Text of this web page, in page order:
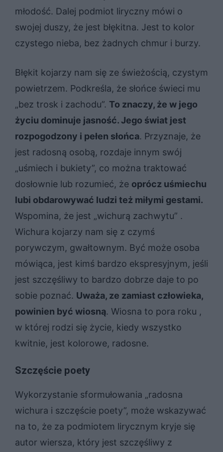
młodość. Dalej podmiot liryczny mówi o
swojej duszy, że jest błękitna. Jest to kolor
czystego nieba, bez żadnych chmur i burzy.
Błękit kojarzy nam się ze świeżością, czystym
powietrzem. Podkreśla, że słońce świeci mu
„bez trosk i zachodu”. To znaczy, że w jego
życiu dominuje jasność. Jego świat jest
rozpogodzony i pełen słońca. Przyznaje, że
jest radosną osobą, rozdaje innym swój
„uśmiech i bukiety”, co można traktować
dosłownie lub rozumieć, że oprócz uśmiechu
lubi obdarowywać ludzi też miłymi gestami.
Wspomina, że jest „wichurą zachwytu” .
Wichura kojarzy nam się z czymś
porywczym, gwałtownym. Być może osoba
mówiąca, jest kimś bardzo ekspresyjnym, jeśli
jest szczęśliwy to bardzo dobrze daje to po
sobie poznać. Uważa, ze zamiast człowieka,
powinien być wiosną. Wiosna to pora roku ,
w której rodzi się życie, kiedy wszystko
kwitnie, jest kolorowe, radosne.
Szczęście poety
Wykorzystanie sformułowania „radosna
wichura i szczęście poety”, może wskazywać
na to, że za podmiotem lirycznym kryje się
autor wiersza, który jest szczęśliwy z